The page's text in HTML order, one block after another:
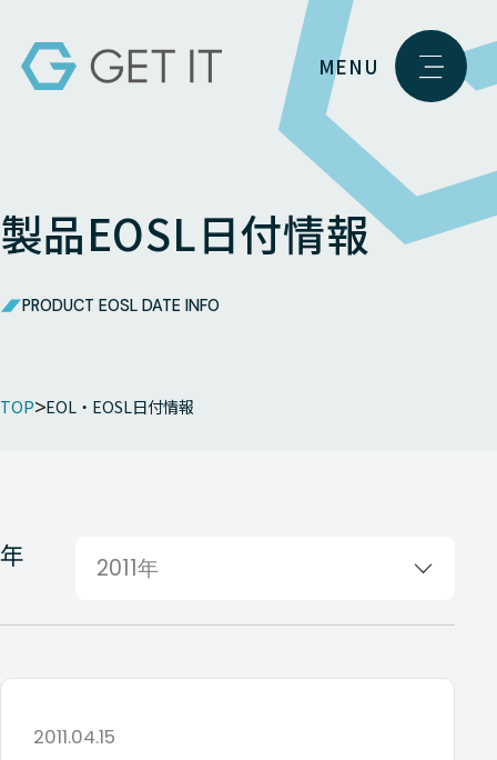
MENU
製品EOSL日付情報
PRODUCT EOSL DATE INFO
TOP EOL・EOSL日付情報
年 2011年
2011.04.15